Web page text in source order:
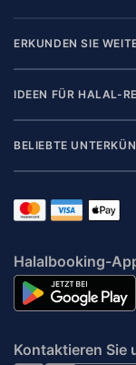
ERKUNDEN SIE
IDEEN FÜR HALAL-
BELIEBTE
Halalbooking-
Kontaktieren Sie